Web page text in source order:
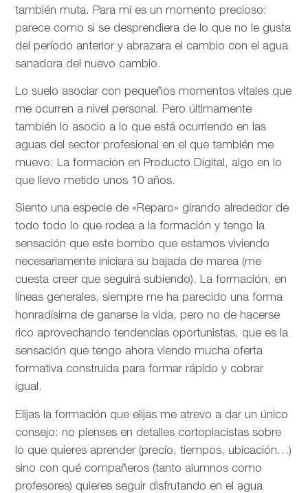
también muta. Para mí es un momento precioso:
parece como si se desprendiera de lo que no le gusta
del período anterior y abrazara el cambio con el agua
sanadora del nuevo cambio.
Lo suelo asociar con pequeños momentos vitales que
me ocurren a nivel personal. Pero últimamente
también lo asocio a lo que está ocurriendo en las
aguas del sector profesional en el que también me
muevo: La formación en Producto Digital, algo en lo
que llevo metido unos 10 años.
Siento una especie de «Reparo» girando alrededor de
todo todo lo que rodea a la formación y tengo la
sensación que este bombo que estamos viviendo
necesariamente iniciará su bajada de marea (me
cuesta creer que seguirá subiendo). La formación, en
líneas generales, siempre me ha parecido una forma
honradísima de ganarse la vida, pero no de hacerse
rico aprovechando tendencias oportunistas, que es la
sensación que tengo ahora viendo mucha oferta
formativa construida para formar rápido y cobrar
igual.
Elijas la formación que elijas me atrevo a dar un único
consejo: no pienses en detalles cortoplacistas sobre
lo que quieres aprender (precio, tiempos, ubicación…)
sino con qué compañeros (tanto alumnos como
profesores) quieres seguir disfrutando en el agua